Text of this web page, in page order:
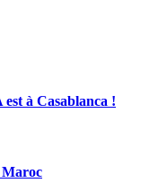
à Casablanca !
Maroc